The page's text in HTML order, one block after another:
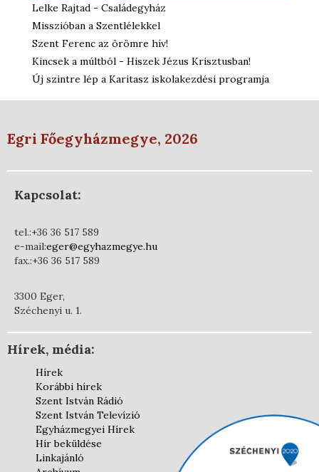
Lelke Rajtad - Családegyház
Misszióban a Szentlélekkel
Szent Ferenc az örömre hív!
Kincsek a múltból - Hiszek Jézus Krisztusban!
Új szintre lép a Karitasz iskolakezdési programja
Egri Főegyházmegye, 2026
Kapcsolat:
tel.:+36 36 517 589
e-mail:eger@egyhazmegye.hu
fax.:+36 36 517 589
3300 Eger,
Széchenyi u. 1.
Hírek, média:
Hírek
Korábbi hírek
Szent István Rádió
Szent István Televízió
Egyházmegyei Hírek
Hír beküldése
Linkajánló